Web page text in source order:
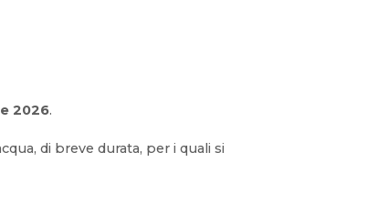
2026.
di breve durata, per i quali si